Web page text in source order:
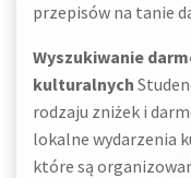
przepisów na tanie
Wyszukiwanie
kulturalnych
rodzaju zniżek i
lokalne wydarzenia
które są